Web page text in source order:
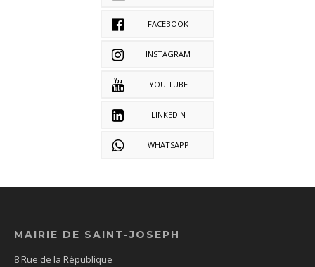
FACEBOOK
INSTAGRAM
YOU TUBE
LINKEDIN
WHATSAPP
MAIRIE DE SAINT-JOSEPH
8 Rue de la République